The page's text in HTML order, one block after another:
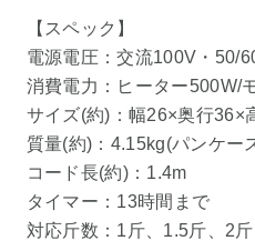
【スペック】
電源電圧：交流100V・50/
消費電力：ヒーター500W/
サイズ(約)：幅26×奥行36×
質量(約)：4.15kg(パンケー
コード長(約)：1.4m
タイマー：13時間まで
対応斤数：1斤、1.5斤、2斤